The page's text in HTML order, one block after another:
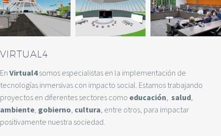
VIRTUAL4
En Virtual4somos especialistas en la implementación de
tecnologías inmersivas con impacto social. Estamos trabajando
proyectos en diferentes sectores como educación, salud,
ambiente, gobierno, cultura, entre otros, para impactar
positivamente nuestra sociedad.